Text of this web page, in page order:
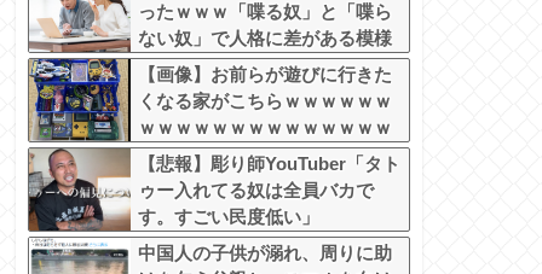
ったｗｗｗ「喋る奴」と「喋ら
ない奴」で人格に差がある模様
【画像】お前らが遊びに行きた
くなる家がこちらｗｗｗｗｗｗ
ｗｗｗｗｗｗｗｗｗｗｗｗｗｗ
ｗｗｗｗｗｗｗｗｗｗｗｗ
【悲報】彫り師YouTuber「タト
ゥー入れてる奴は全員バカで
す。すごい民度低い」
中国人の子供が溺れ、周りに助